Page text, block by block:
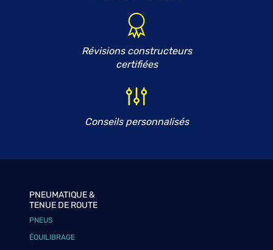
Révisions constructeurs
certifiées
Conseils personnalisés
PNEUMATIQUE &
TENUE DE ROUTE
PNEUS
ÉQUILIBRAGE